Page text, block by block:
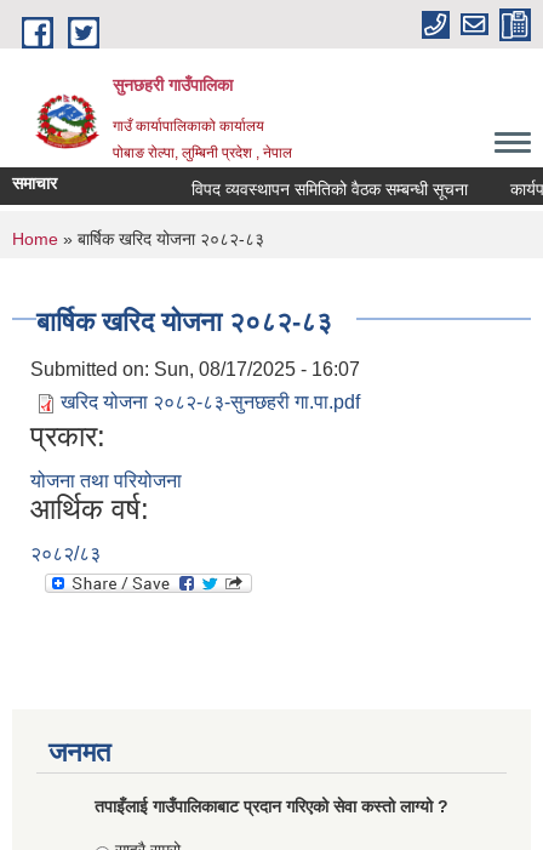
Skip to main content
सुनछहरी गाउँपालिका
गाउँ कार्यापालिकाको कार्यालय
पोबाङ रोल्पा, लुम्बिनी प्रदेश , नेपाल
समाचार विपद व्यवस्थापन समितिको वैठक सम्बन्धी सूचना
You are here
Home » बार्षिक खरिद योजना २०८२-८३
बार्षिक खरिद योजना २०८२-८३
Submitted on: Sun, 08/17/2025 - 16:07
खरिद योजना २०८२-८३-सुनछहरी गा.पा.pdf
प्रकार:
योजना तथा परियोजना
आर्थिक वर्ष:
२०८२/८३
जनमत
तपाइँलाई गाउँपालिकाबाट प्रदान गरिएको सेवा कस्तो लाग्यो ?